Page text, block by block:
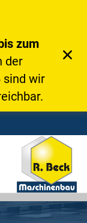
zum
der
sind wir